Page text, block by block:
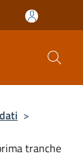
>
tranche